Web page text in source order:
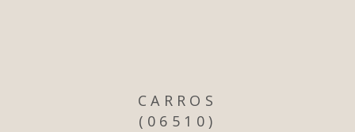
CARROS
(06510)